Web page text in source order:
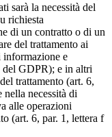
sarà la necessità del
richiesta
di un contratto o di un
del trattamento ai
informazione e
del GDPR); e in altri
trattamento (art. 6,
necessità di
alle operazioni
(art. 6, par. 1, lettera f